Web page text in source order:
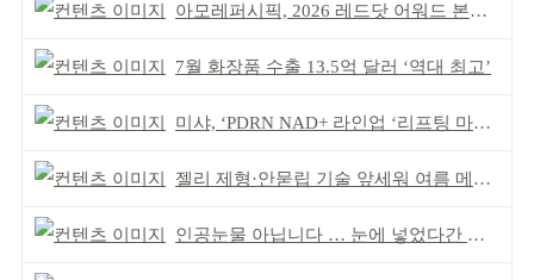
아모레퍼시픽, 2026 레드닷 어워드 본상 2개 수상
7월 화장품 수출 13.5억 달러 ‘역대 최고’
미샤, ‘PDRN NAD+ 라인업 ‘리프팅 마스크’ 출시
젤리 제형·안묻립 기술 앞세워 여름 메이크업 시장 공략
인공눈물 아닙니다 … 눈에 넣었다간 각막 손상